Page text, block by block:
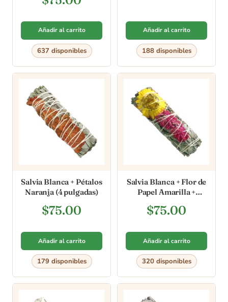
5.00
Añadir al carrito
637 disponibles
Añadir al carrito
188 disponibles
Salvia Blanca + Pétalos
Naranja (4 pulgadas)
$75.00
Añadir al carrito
179 disponibles
Salvia Blanca + Flor de
Papel Amarilla +
$75.00
Añadir al carrito
320 disponibles